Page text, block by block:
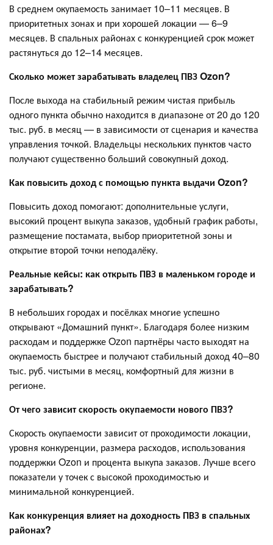
В среднем окупаемость занимает 10–11 месяцев. В
приоритетных зонах и при хорошей локации — 6–9
месяцев. В спальных районах с конкуренцией срок может
растянуться до 12–14 месяцев.
Сколько может зарабатывать владелец ПВЗ Ozon?
После выхода на стабильный режим чистая прибыль
одного пункта обычно находится в диапазоне от 20 до 120
тыс. руб. в месяц — в зависимости от сценария и качества
управления точкой. Владельцы нескольких пунктов часто
получают существенно больший совокупный доход.
Как повысить доход с помощью пункта выдачи Ozon?
Повысить доход помогают: дополнительные услуги,
высокий процент выкупа заказов, удобный график работы,
размещение постамата, выбор приоритетной зоны и
открытие второй точки неподалёку.
Реальные кейсы: как открыть ПВЗ в маленьком городе и
зарабатывать?
В небольших городах и посёлках многие успешно
открывают «Домашний пункт». Благодаря более низким
расходам и поддержке Ozon партнёры часто выходят на
окупаемость быстрее и получают стабильный доход 40–80
тыс. руб. чистыми в месяц, комфортный для жизни в
регионе.
От чего зависит скорость окупаемости нового ПВЗ?
Скорость окупаемости зависит от проходимости локации,
уровня конкуренции, размера расходов, использования
поддержки Ozon и процента выкупа заказов. Лучше всего
показатели у точек с высокой проходимостью и
минимальной конкуренцией.
Как конкуренция влияет на доходность ПВЗ в спальных
районах?